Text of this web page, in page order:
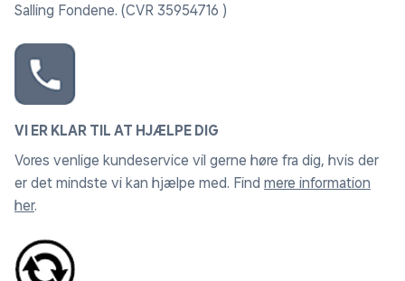
Salling Fondene. (CVR 35954716 )
VI ER KLAR TIL AT HJÆLPE DIG
Vores venlige kundeservice vil gerne høre fra dig, hvis der
er det mindste vi kan hjælpe med. Find mere information
her.